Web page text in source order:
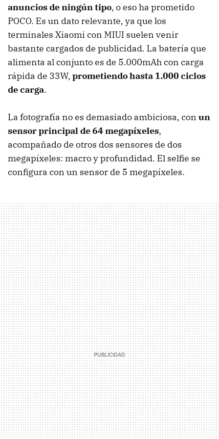
anuncios de ningún tipo, o eso ha prometido
POCO. Es un dato relevante, ya que los
terminales Xiaomi con MIUI suelen venir
bastante cargados de publicidad. La batería que
alimenta al conjunto es de 5.000mAh con carga
rápida de 33W, prometiendo hasta 1.000 ciclos
de carga.
La fotografía no es demasiado ambiciosa, con un
sensor principal de 64 megapíxeles,
acompañado de otros dos sensores de dos
megapíxeles: macro y profundidad. El selfie se
configura con un sensor de 5 megapíxeles.